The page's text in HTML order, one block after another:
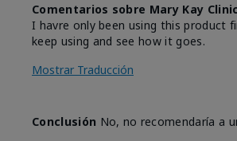
Comentarios sobre Mary Kay
I havre only been using this product
keep using and see how it goes.
Mostrar Traducción
Conclusión No, no recomendaría a